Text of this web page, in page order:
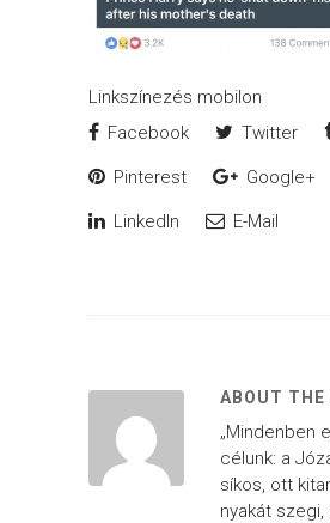
Linkszínezés mobilon
Facebook
Twitter
Pinterest Google+
LinkedIn E-Mail
ABOUT THE
„Mindenben
célunk: a
síkos, ott
nyakát